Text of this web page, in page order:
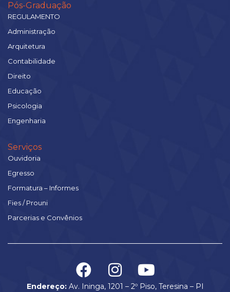
Pós-Graduação
REGULAMENTO
Administração
Arquitetura
Contabilidade
Direito
Educação
Psicologia
Engenharia
Serviços
Ouvidoria
Egresso
Formatura – Informes
Fies / Prouni
Parcerias e Convênios
Endereço:Av. Ininga, 1201 – 2º Piso, Teresina – PI